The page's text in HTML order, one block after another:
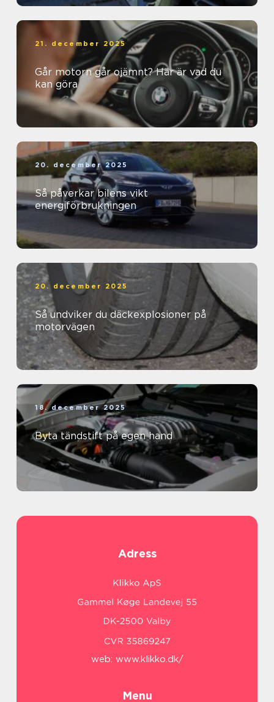
21. december 2025
Går motorn går ojämnt? Här är vad du
kan göra
20. december 2025
Så påverkar bilens vikt
energiförbrukningen
20. december 2025
Så undviker du däckexplosioner på
motorvägen
18. december 2025
Byta tändstift på egen hand
Adress
web: www.klikko.dk/
Menu